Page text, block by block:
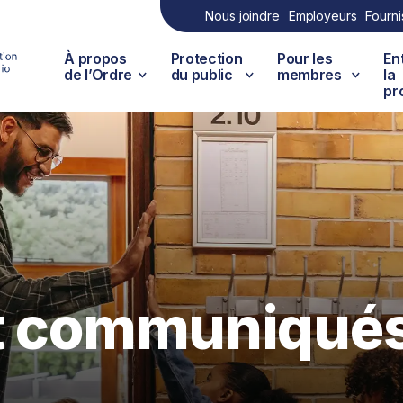
Nous joindre Employeurs
À propos
de l’Ordre
Protection
du public
Pour les
membres
la